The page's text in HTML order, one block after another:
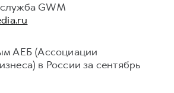
GWM
АЕБ (Ассоциации
в России за сентябрь